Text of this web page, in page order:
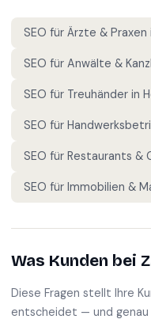
SEO für Ärzte & Praxen
SEO für Anwälte &
SEO für Treuhänder in
SEO für
SEO für Restaurants &
SEO für Immobilien &
Was Kunden bei
Diese Fragen stellt Ihre
entscheidet — und